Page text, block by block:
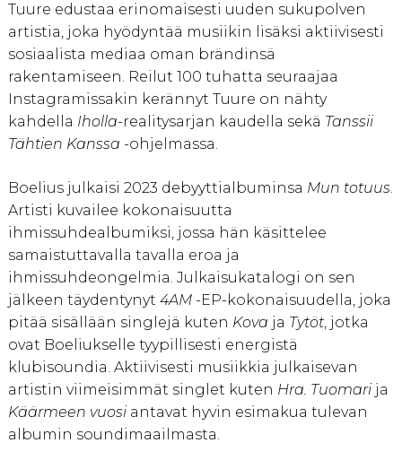
Tuure edustaa erinomaisesti uuden sukupolven
artistia, joka hyödyntää musiikin lisäksi aktiivisesti
sosiaalista mediaa oman brändinsä
rakentamiseen. Reilut 100 tuhatta seuraajaa
Instagramissakin kerännyt Tuure on nähty
kahdella Iholla-realitysarjan kaudella sekä Tanssii
Tähtien Kanssa -ohjelmassa.
Boelius julkaisi 2023 debyyttialbuminsa Mun totuus.
Artisti kuvailee kokonaisuutta
ihmissuhdealbumiksi, jossa hän käsittelee
samaistuttavalla tavalla eroa ja
ihmissuhdeongelmia. Julkaisukatalogi on sen
jälkeen täydentynyt 4AM-EP-kokonaisuudella, joka
pitää sisällään singlejä kuten Kova ja Tytöt, jotka
ovat Boeliukselle tyypillisesti energistä
klubisoundia. Aktiivisesti musiikkia julkaisevan
artistin viimeisimmät singlet kuten Hra. Tuomarija
Käärmeen vuosiantavat hyvin esimakua tulevan
albumin soundimaailmasta.